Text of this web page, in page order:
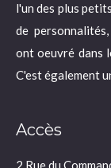
l'un des plus
de
ont oeuvré dans
C'est également
Accès
2 Rue du